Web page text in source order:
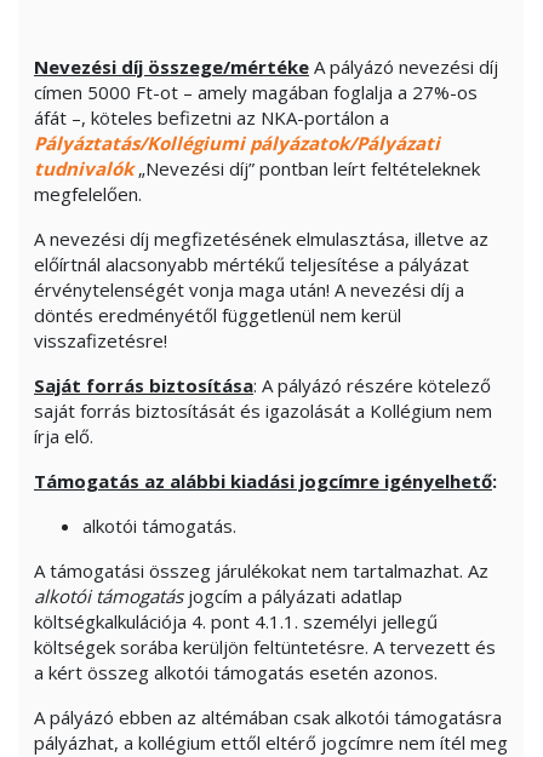
Nevezési díj összege/mértéke A pályázó nevezési díj
címen 5000 Ft-ot – amely magában foglalja a 27%-os
áfát –, köteles befizetni az NKA-portálon a
Pályáztatás/Kollégiumi pályázatok/Pályázati
tudnivalók„Nevezési díj” pontban leírt feltételeknek
megfelelően.
A nevezési díj megfizetésének elmulasztása, illetve az
előírtnál alacsonyabb mértékű teljesítése a pályázat
érvénytelenségét vonja maga után! A nevezési díj a
döntés eredményétől függetlenül nem kerül
visszafizetésre!
Saját forrás biztosítása: A pályázó részére kötelező
saját forrás biztosítását és igazolását a Kollégium nem
írja elő.
Támogatás az alábbi kiadási jogcímre igényelhető:
alkotói támogatás.
A támogatási összeg járulékokat nem tartalmazhat. Az
alkotói támogatás jogcím a pályázati adatlap
költségkalkulációja 4. pont 4.1.1. személyi jellegű
költségek sorába kerüljön feltüntetésre. A tervezett és
a kért összeg alkotói támogatás esetén azonos.
A pályázó ebben az altémában csak alkotói támogatásra
pályázhat, a kollégium ettől eltérő jogcímre nem ítél meg